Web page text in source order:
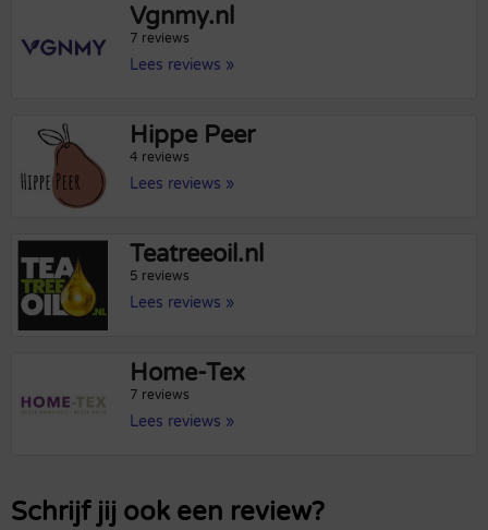
Vgnmy.nl
7 reviews
Lees reviews »
Hippe Peer
4 reviews
Lees reviews »
Teatreeoil.nl
5 reviews
Lees reviews »
Home-Tex
7 reviews
Lees reviews »
Schrijf jij ook een review?